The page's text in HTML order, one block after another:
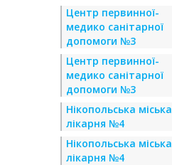
Центр первинної-
медико санітарної
допомоги №3
Центр первинної-
медико санітарної
допомоги №3
Нікопольська міська
лікарня №4
Нікопольська міська
лікарня №4